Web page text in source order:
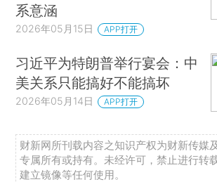
系意涵
2026年05月15日 APP打开
习近平为特朗普举行宴会：中
美关系只能搞好不能搞坏
2026年05月14日 APP打开
财新网所刊载内容之知识产权为财新传媒
专属所有或持有。未经许可，禁止进行转
建立镜像等任何使用。